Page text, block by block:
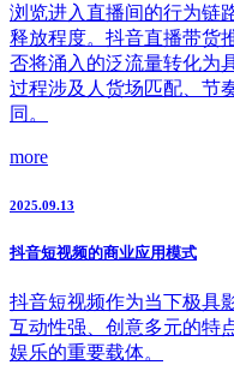
浏览进入直播间的行为链
释放程度。抖音直播带货
否将涌入的泛流量转化为
过程涉及人货场匹配、节
同。
more
2025.09.13
抖音短视频的商业应用模式
抖音短视频作为当下极具
互动性强、创意多元的特
娱乐的重要载体。